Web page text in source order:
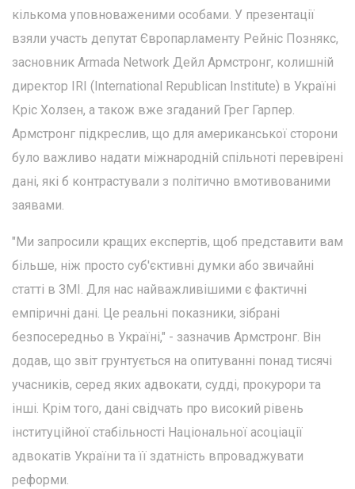
кількома уповноваженими особами. У презентації
взяли участь депутат Європарламенту Рейніс Познякс,
засновник Armada Network Дейл Армстронг, колишній
директор IRI (International Republican Institute) в Україні
Кріс Холзен, а також вже згаданий Грег Гарпер.
Армстронг підкреслив, що для американської сторони
було важливо надати міжнародній спільноті перевірені
дані, які б контрастували з політично вмотивованими
заявами.
"Ми запросили кращих експертів, щоб представити вам
більше, ніж просто суб'єктивні думки або звичайні
статті в ЗМІ. Для нас найважливішими є фактичні
емпіричні дані. Це реальні показники, зібрані
безпосередньо в Україні," - зазначив Армстронг. Він
додав, що звіт грунтується на опитуванні понад тисячі
учасників, серед яких адвокати, судді, прокурори та
інші. Крім того, дані свідчать про високий рівень
інституційної стабільності Національної асоціації
адвокатів України та її здатність впроваджувати
реформи.